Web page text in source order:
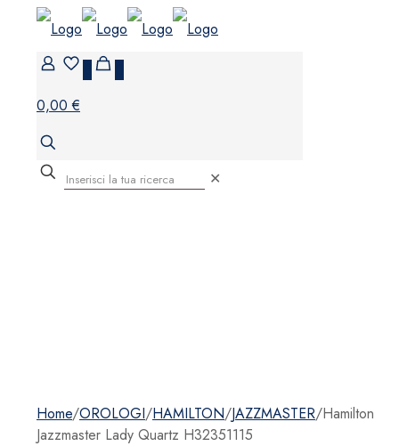
0,00 €
✕
Home/OROLOGI/HAMILTON/JAZZMASTER/Hamilton
Jazzmaster Lady Quartz H32351115